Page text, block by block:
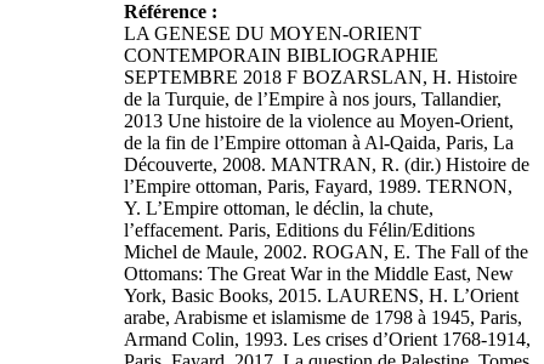
Référence :
LA GENESE DU MOYEN-ORIENT
CONTEMPORAIN BIBLIOGRAPHIE
SEPTEMBRE 2018 F BOZARSLAN, H. Histoire
de la Turquie, de l’Empire à nos jours, Tallandier,
2013 Une histoire de la violence au Moyen-Orient,
de la fin de l’Empire ottoman à Al-Qaida, Paris, La
Découverte, 2008. MANTRAN, R. (dir.) Histoire de
l’Empire ottoman, Paris, Fayard, 1989. TERNON,
Y. L’Empire ottoman, le déclin, la chute,
l’effacement. Paris, Editions du Félin/Editions
Michel de Maule, 2002. ROGAN, E. The Fall of the
Ottomans: The Great War in the Middle East, New
York, Basic Books, 2015. LAURENS, H. L’Orient
arabe, Arabisme et islamisme de 1798 à 1945, Paris,
Armand Colin, 1993. Les crises d’Orient 1768-1914,